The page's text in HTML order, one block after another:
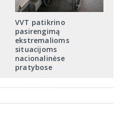
VVT patikrino
pasirengimą
ekstremalioms
situacijoms
nacionalinėse
pratybose